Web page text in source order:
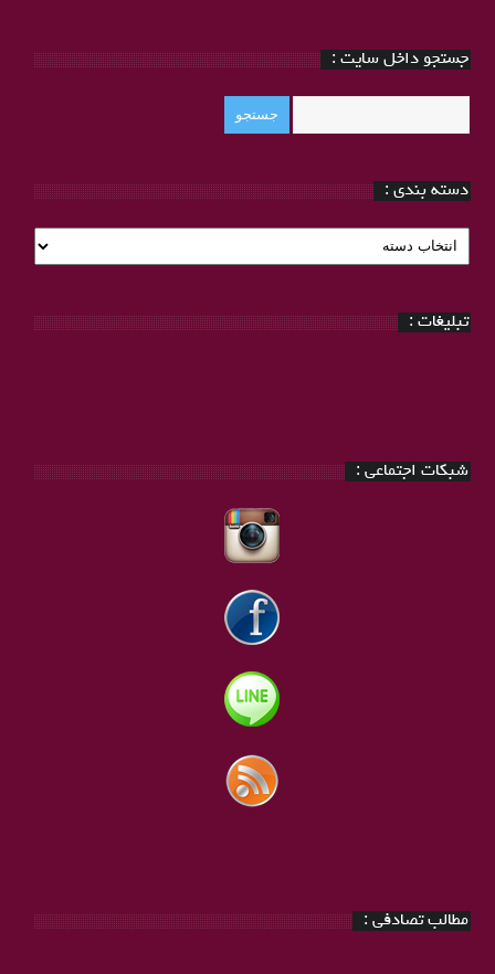
جستجو داخل سایت :
دسته بندی :
دسته
بندی
تبلیغات :
شبکات اجتماعی :
مطالب تصادفی :